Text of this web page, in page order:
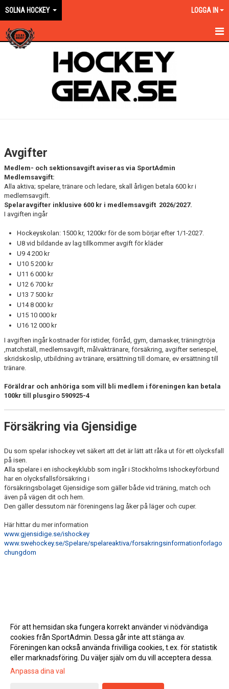
SOLNA HOCKEY LOGGA IN
EN ORANGE VÄG
NYHETER
VÅRA LAG KONTAKT
MATCHER
DOKUMENT
GYM
Avgifter
Medlem- och sektionsavgift aviseras via SportAdmin
Medlemsavgift:
Alla aktiva; spelare, tränare och ledare, skall årligen betala 600 kr i
medlemsavgift.
Spelaravgifter inklusive 600 kr i medlemsavgift 2026/2027.
I avgiften ingår
Hockeyskolan: 1500 kr, 1200kr för de som börjar efter 1/1-2027.
U8 vid bildande av lag tillkommer avgift för kläder
U9 4 200 kr
U10 5 200 kr
U11 6 000 kr
U12 6 700 kr
U13 7 500 kr
U14 8 000 kr
U15 10 000 kr
U16 12 000 kr
I avgiften ingår kostnader för istider, förråd, gym, damasker, träningtröja
,matchställ, medlemsavgift, målvaktränare, försäkring, avgifter seriespel,
skridskoslip, utbildning av tränare, ersättning till domare, ev ersättning till
tränare.
Föräldrar och anhöriga som vill bli medlem i föreningen kan betala
100kr till plusgiro 590925-4
Försäkring via Gjensidige
Du som spelar ishockey vet säkert att det är lätt att råka ut för ett olycksfall
på isen.
Alla spelare i en ishockeyklubb som ingår i Stockholms Ishockeyförbund
har en olycksfallsförsäkring i
försäkringsbolaget Gjensidige som gäller både vid träning, match och
även på vägen dit och hem.
Den gäller dessutom när föreningens lag åker på läger och cuper.
Här hittar du mer information
www.gjensidige.se/ishockey
www.swehockey.se/Spelare/spelareaktiva/forsakringsinformationforlago
chungdom
Gå till Webbversion
För att hemsidan ska fungera korrekt använder vi nödvändiga
cookies från SportAdmin. Dessa går inte att stänga av.
Föreningen kan också använda frivilliga cookies, t.ex. för statistik
eller marknadsföring. Du väljer själv om du vill acceptera dessa.
Anpassa dina val